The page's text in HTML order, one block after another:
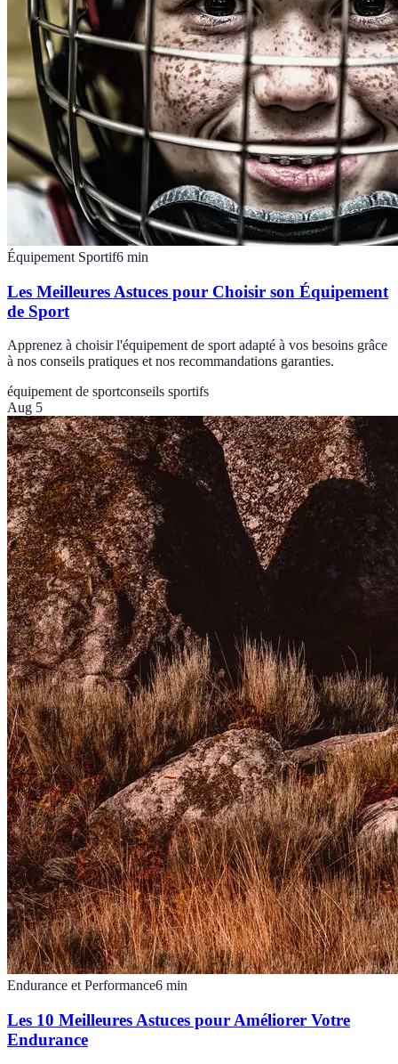
Équipement Sportif6 min
Les Meilleures Astuces pour Choisir son Équipement
de Sport
Apprenez à choisir l'équipement de sport adapté à vos besoins grâce
à nos conseils pratiques et nos recommandations garanties.
équipement de sportconseils sportifs
Aug 5
Endurance et Performance6 min
Les 10 Meilleures Astuces pour Améliorer Votre
Endurance